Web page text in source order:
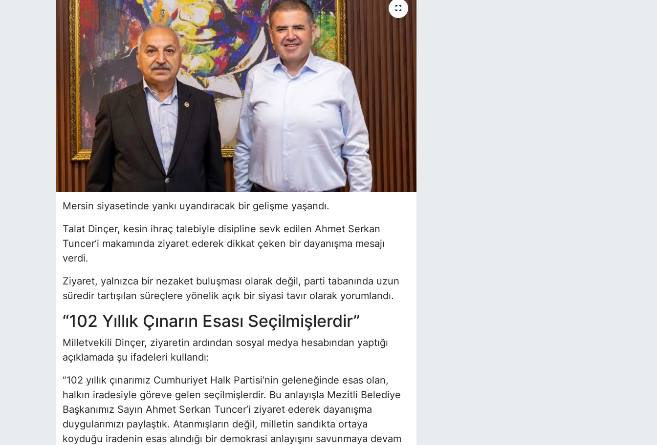
Mersin siyasetinde yankı uyandıracak bir gelişme yaşandı.
Talat Dinçer, kesin ihraç talebiyle disipline sevk edilen Ahmet Serkan
Tuncer’i makamında ziyaret ederek dikkat çeken bir dayanışma mesajı
verdi.
Ziyaret, yalnızca bir nezaket buluşması olarak değil, parti tabanında uzun
süredir tartışılan süreçlere yönelik açık bir siyasi tavır olarak yorumlandı.
“102 Yıllık Çınarın Esası Seçilmişlerdir”
Milletvekili Dinçer, ziyaretin ardından sosyal medya hesabından yaptığı
açıklamada şu ifadeleri kullandı:
“102 yıllık çınarımız Cumhuriyet Halk Partisi’nin geleneğinde esas olan,
halkın iradesiyle göreve gelen seçilmişlerdir. Bu anlayışla Mezitli Belediye
Başkanımız Sayın Ahmet Serkan Tuncer’i ziyaret ederek dayanışma
duygularımızı paylaştık. Atanmışların değil, milletin sandıkta ortaya
koyduğu iradenin esas alındığı bir demokrasi anlayışını savunmaya devam
YEREL HABER
Haberde insan